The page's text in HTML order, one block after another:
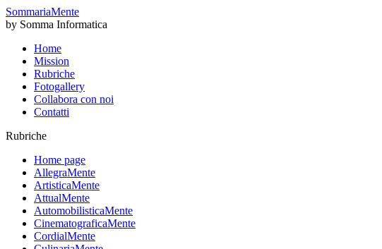
SommariaMente
by Somma Informatica
Home
Mission
Rubriche
Fotogallery
Collabora con noi
Contatti
Rubriche
Home page
AllegraMente
ArtisticaMente
AttualMente
AutomobilisticaMente
CinematograficaMente
CordialMente